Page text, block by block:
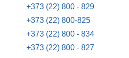
+373 (22) 800 - 829
+373 (22) 800-825
+373 (22) 800 - 834
+373 (22) 800 - 827